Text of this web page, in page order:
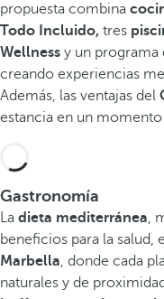
propuesta combina
Todo Incluido, tres
Wellness y un programa
creando experiencias
Además, las ventajas del
estancia en un
Gastronomía
La dieta mediterránea,
beneficios para la salud,
Marbella, donde cada
naturales y de